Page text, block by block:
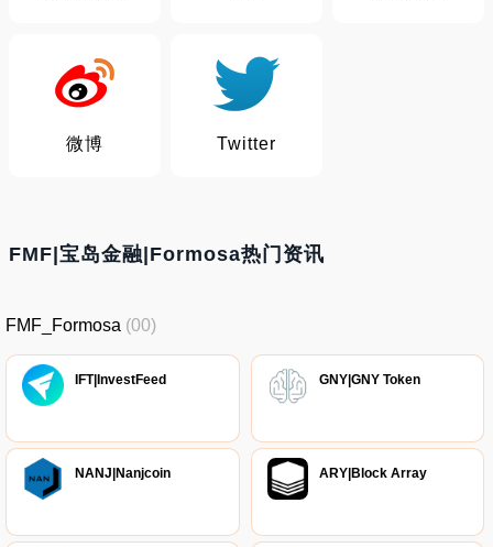
微博 Twitter
FMF|宝岛金融|Formosa热门资讯
FMF_Formosa (00)
IFT|InvestFeed GNY|GNY Token
NANJ|Nanjcoin ARY|Block Array